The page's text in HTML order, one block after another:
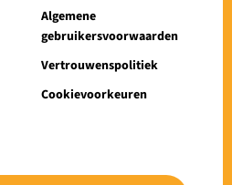
Algemene
gebruikersvoorwaarden
Vertrouwenspolitiek
Cookievoorkeuren